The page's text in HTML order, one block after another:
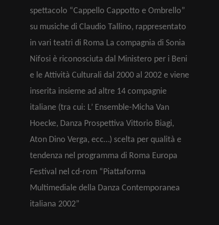
spettacolo “Cappello Cappotto e Ombrello”
su musiche di Claudio Tallino, rappresentato
in vari teatri di Roma La compagnia di Sonia
Nifosi è riconosciuta dal Ministero per i Beni
e le Attività Culturali dal 2000 al 2002 e viene
inserita insieme ad altre 14 compagnie
italiane (tra cui: L’ Ensemble-Micha Van
Hoecke, Danza Prospettiva Vittorio Biagi,
Aton Dino Verga, ecc…) scelta per qualità e
tendenza nel programma di Roma Europa
Festival nel cd-rom “Piattaforma
Multimediale della Danza Contemporanea
italiana 2002”